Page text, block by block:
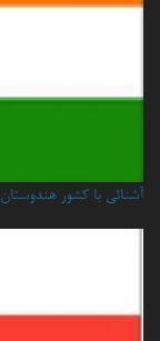
آشنائی با کشور هندوستان